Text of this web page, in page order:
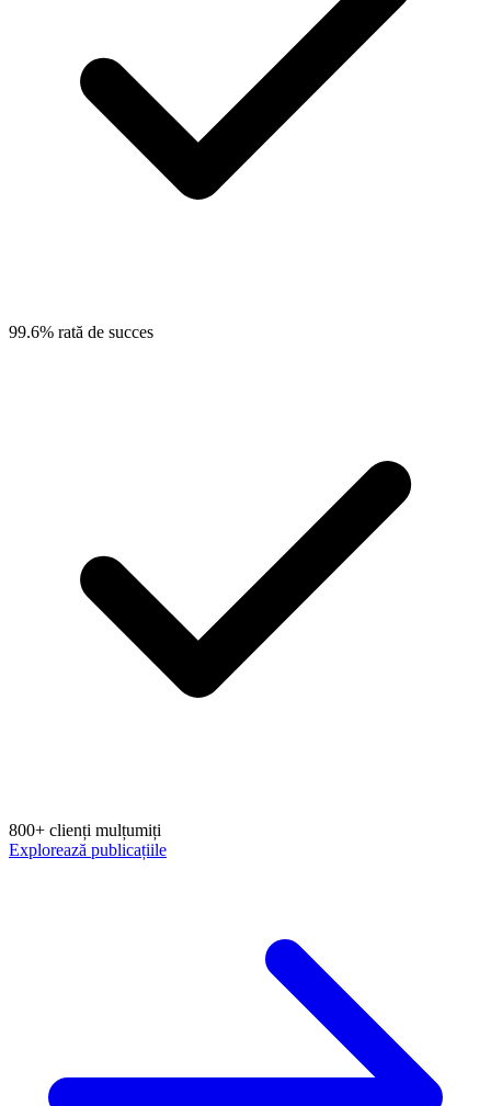
99.6% rată de succes
800+ clienți mulțumiți
Explorează publicațiile